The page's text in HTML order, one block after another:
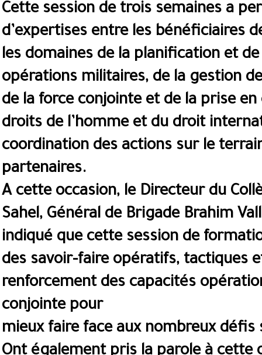
Cette session de trois semaines a
d’expertises entre les bénéficiaires
les domaines de la planification et
opérations militaires, de la gestion
de la force conjointe et de la prise
droits de l’homme et du droit
coordination des actions sur le
partenaires.
A cette occasion, le Directeur du
Sahel, Général de Brigade Brahim
indiqué que cette session de
des savoir-faire opératifs, tactiques
renforcement des capacités
conjointe pour
mieux faire face aux nombreux défis